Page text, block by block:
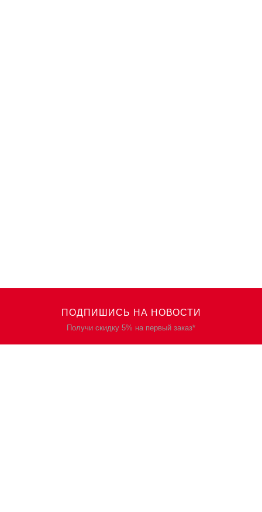
ПОДПИШИСЬ НА НОВОСТИ
Получи скидку 5% на первый заказ*